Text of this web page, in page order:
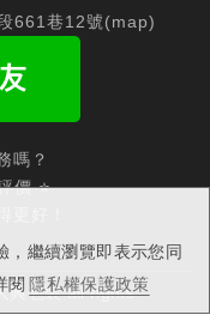
，繼續瀏覽即表示您同
閱 隱私權保護政策
661巷12號(map)
嗎？
價 ⭐
更好！
興包裝 all rights